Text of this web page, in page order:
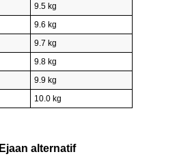
9.5 kg
9.6 kg
9.7 kg
9.8 kg
9.9 kg
10.0 kg
Ejaan alternatif